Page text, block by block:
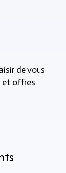
de vous
et offres